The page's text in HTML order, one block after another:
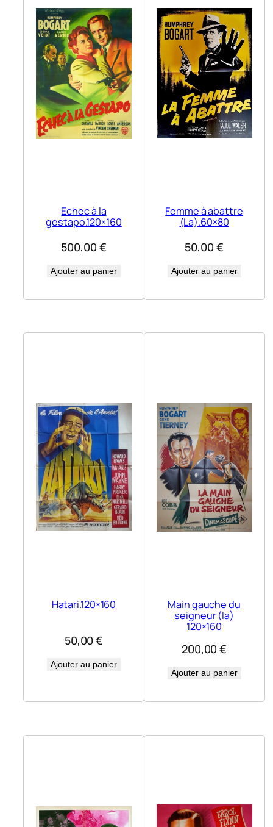
Echec à la
gestapo.120×160
500,00 €
Ajouter au panier
Femme à abattre
(La).60×80
50,00 €
Ajouter au panier
Hatari.120×160
50,00€
Ajouter au panier
Main gauche du
seigneur (la)
120×160
200,00€
Ajouter au panier